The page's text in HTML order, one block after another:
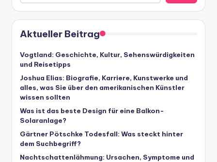
Aktueller Beitrag
Vogtland: Geschichte, Kultur, Sehenswürdigkeiten
und Reisetipps
Joshua Elias: Biografie, Karriere, Kunstwerke und
alles, was Sie über den amerikanischen Künstler
wissen sollten
Was ist das beste Design für eine Balkon-
Solaranlage?
Gärtner Pötschke Todesfall: Was steckt hinter
dem Suchbegriff?
Nachtschattenlähmung: Ursachen, Symptome und